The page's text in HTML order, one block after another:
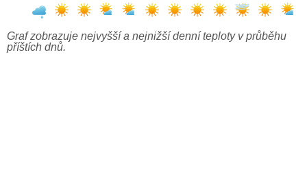
Graf zobrazuje nejvyšší a nejnižší denní teploty v průběhu
příštích dnů.